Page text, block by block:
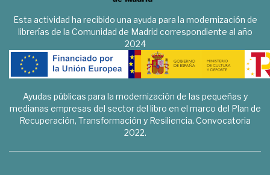
Esta actividad ha recibido una ayuda para la modernización de
librerías de la Comunidad de Madrid correspondiente al año
2024
Ayudas públicas para la modernización de las pequeñas y
medianas empresas del sector del libro en el marco del Plan de
Recuperación, Transformación y Resiliencia. Convocatoria
2022.